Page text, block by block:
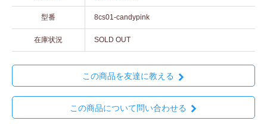
型番 8cs01-candypink
在庫状況 SOLD OUT
この商品を友達に教える
この商品について問い合わせる